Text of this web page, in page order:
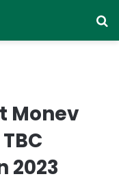
Monev
2023